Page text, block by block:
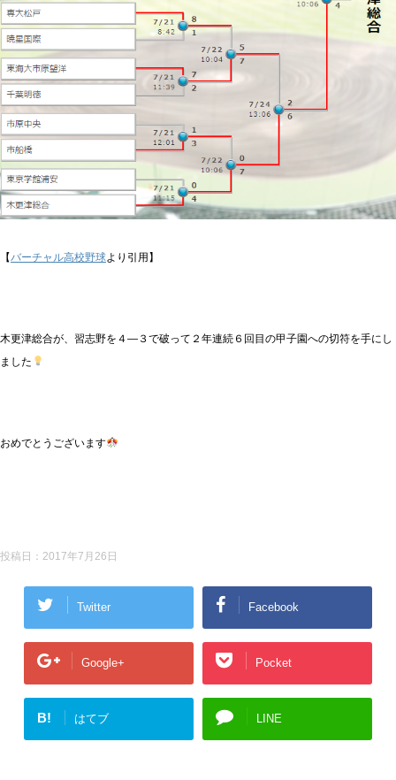
【バーチャル高校野球より引用】
木更津総合が、習志野を４―３で破って２年連続６回目の甲子園への切符を手にし
ました
おめでとうございます
投稿日： 2017年7月26日
Twitter Facebook
Google+ Pocket
B! はてブ LINE